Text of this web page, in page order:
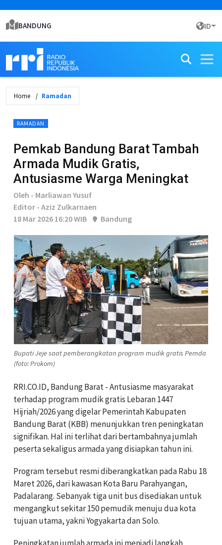
BANDUNG ID
Home Ramadan
RAMADAN
Pemkab Bandung Barat Tambah
Armada Mudik Gratis,
Antusiasme Warga Meningkat
Oleh - Marliawan Yusuf
Editor - Aziz Zulkarnaen
18 Mar 2026 16:20 WIB
Bandung
Bupati Jeje saat pemberangkatan program mudik gratis Pemda
(foto: Prokom)
RRI.CO.ID, Bandung Barat -Antusiasme masyarakat
terhadap program mudik gratis Lebaran 1447
Hijriah/2026 yang digelar Pemerintah Kabupaten
Bandung Barat (KBB) menunjukkan tren peningkatan
signifikan. Hal ini terlihat dari bertambahnya jumlah
peserta sekaligus armada yang disiapkan tahun ini.
Program tersebut resmi diberangkatkan pada Rabu 18
Maret 2026, dari kawasan Kota Baru Parahyangan,
Padalarang. Sebanyak tiga unit bus disediakan untuk
mengangkut sekitar 150 pemudik menuju dua kota
tujuan utama, yakni Yogyakarta dan Solo.
Peningkatan jumlah armada ini menjadi langkah